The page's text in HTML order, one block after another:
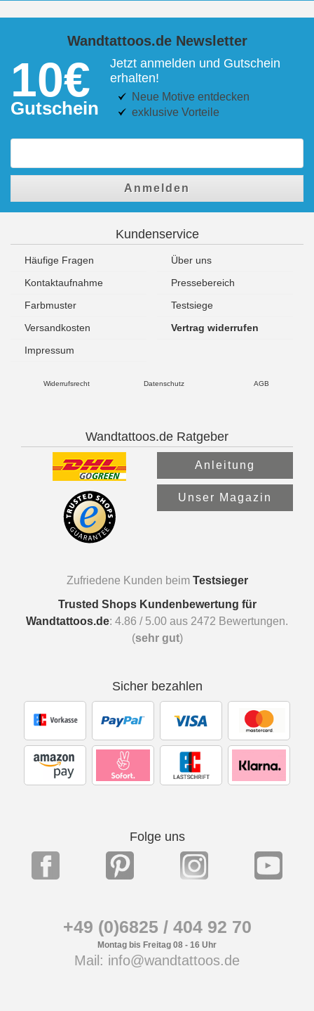
Wandtattoos.de Newsletter
10€
Gutschein
Jetzt anmelden und Gutschein
erhalten!
Neue Motive entdecken
exklusive Vorteile
Anmelden
Kundenservice
Häufige Fragen
Über uns
Kontaktaufnahme
Pressebereich
Farbmuster
Testsiege
Versandkosten
Vertrag widerrufen
Impressum
Widerrufsrecht Datenschutz AGB
Wandtattoos.de Ratgeber
Anleitung
Unser Magazin
Zufriedene Kunden beim Testsieger
Trusted Shops Kundenbewertung für
Wandtattoos.de: 4.86 / 5.00 aus 2472 Bewertungen.
(sehr gut)
Sicher bezahlen
Folge uns
+49 (0)6825 / 404 92 70
Montag bis Freitag 08 - 16 Uhr
Mail: info@wandtattoos.de